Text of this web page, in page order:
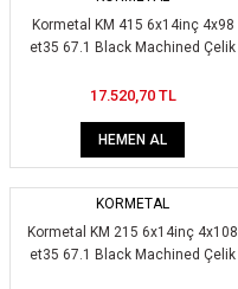
Kormetal KM 415 6x14inç 4x98
et35 67.1 Black Machined Çelik
17.520,70 TL
HEMEN AL
KORMETAL
Kormetal KM 215 6x14inç 4x108
et35 67.1 Black Machined Çelik